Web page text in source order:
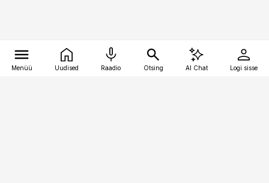
Menüü Uudised Raadio Otsing AI Chat Logi sisse